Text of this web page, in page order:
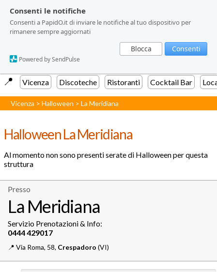
Consenti le notifiche
Consenti a PapidO.it di inviare le notifiche al tuo dispositivo per
rimanere sempre aggiornati
Blocca Consenti
Powered by SendPulse
Consenti le notifiche
Consenti a PapidO.it di inviare le notifiche al tuo dispositivo per
rimanere sempre aggiornati
Blocca Consenti
Powered by SendPulse
📍️ Vicenza Discoteche Ristoranti Cocktail Bar
Vicenza >Halloween >La Meridiana
Halloween La Meridiana
Al momento non sono presenti serate di Halloween per questa
struttura
Presso
La Meridiana
Servizio Prenotazioni & Info:
📍️ Via Roma, 58, Crespadoro (VI)